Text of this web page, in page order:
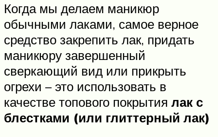
Когда мы делаем маникюр
обычными лаками, самое верное
средство закрепить лак, придать
маникюру завершенный
сверкающий вид или прикрыть
огрехи – это использовать в
качестве топового покрытия лак с
блестками (или глиттерный лак)